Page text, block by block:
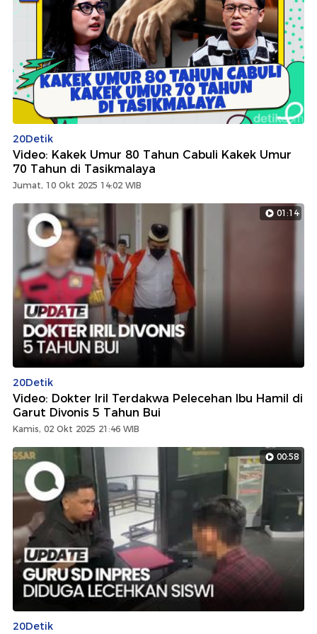
20Detik
Video: Kakek Umur 80 Tahun Cabuli Kakek Umur
70 Tahun di Tasikmalaya
Jumat, 10 Okt 2025 14:02 WIB
01:14
20Detik
Video: Dokter Iril Terdakwa Pelecehan Ibu Hamil di
Garut Divonis 5 Tahun Bui
Kamis, 02 Okt 2025 21:46 WIB
00:58
20Detik